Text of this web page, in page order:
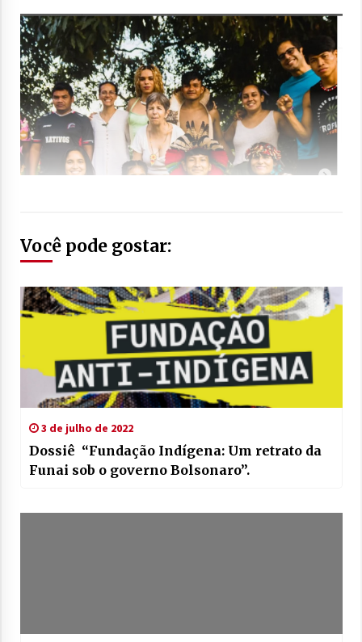
Você pode gostar:
3 de julho de 2022
Dossiê “Fundação Indígena: Um retrato da
Funai sob o governo Bolsonaro”.